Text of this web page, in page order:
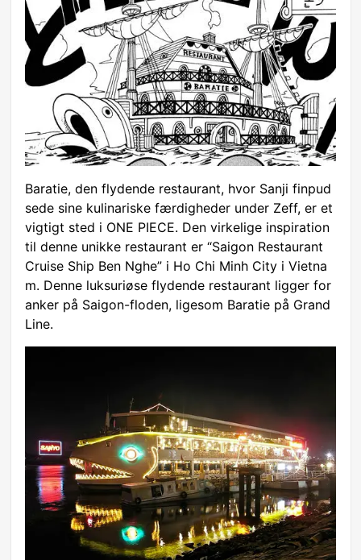
Baratie, den flydende restaurant, hvor Sanji finpud
sede sine kulinariske færdigheder under Zeff, er et
vigtigt sted i ONE PIECE. Den virkelige inspiration
til denne unikke restaurant er “Saigon Restaurant
Cruise Ship Ben Nghe” i Ho Chi Minh City i Vietna
m. Denne luksuriøse flydende restaurant ligger for
anker på Saigon-floden, ligesom Baratie på Grand
Line.